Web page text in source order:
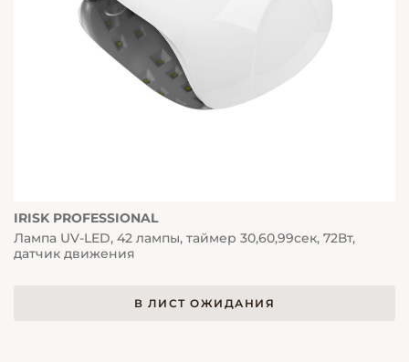
IRISK PROFESSIONAL
Лампа UV-LED, 42 лампы, таймер 30,60,99сек, 72Вт,
датчик движения
В ЛИСТ ОЖИДАНИЯ